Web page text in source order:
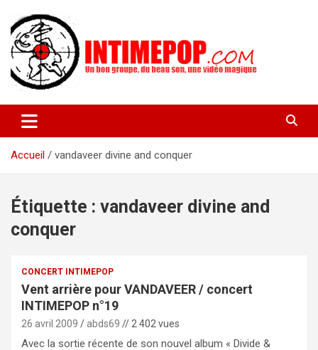
contenu
intimepop.com
actuelles pop rock, post-rock, indé sur Lyon. rock pop concert
lyon
Accueil
vandaveer divine and conquer
Étiquette : vandaveer divine and
conquer
CONCERT INTIMEPOP
Vent arrière pour VANDAVEER / concert
INTIMEPOP n°19
26 avril 2009 abds69 // 2 402 vues
Avec la sortie récente de son nouvel album « Divide &